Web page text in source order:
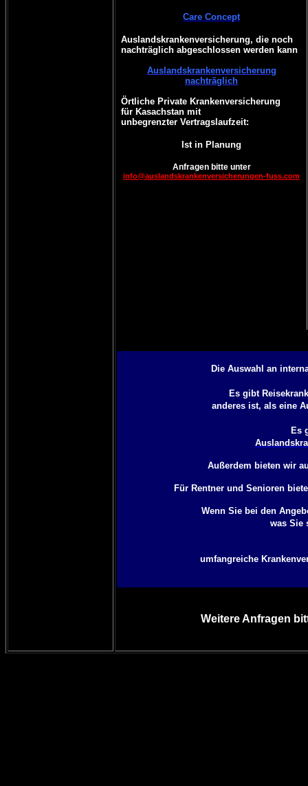
Care Concept
Auslandskrankenversicherung, die noch
nachträglich abgeschlossen werden kann
Auslandskrankenversicherung
nachträglich
Örtliche Private Krankenversicherung
für Kasachstan mit
unbegrenzter Vertragslaufzeit:
Ist in Planung
Anfragen bitte unter
info@auslandskrankenversicherungen-fuss.com
Die Auswahl an
Es gibt
anderes ist, als eine
Es
Außerdem bieten wir
Für Rentner und Senioren
Wenn Sie bei den
was Sie
umfangreiche
Weitere Anfragen